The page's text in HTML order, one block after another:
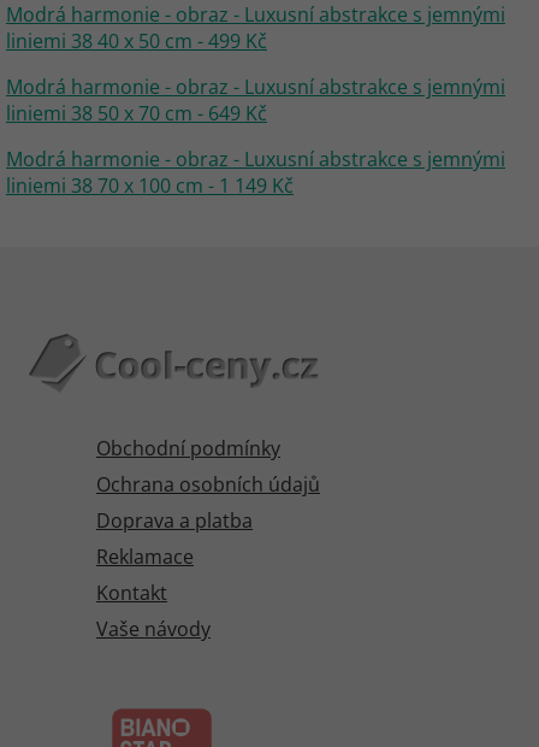
Modrá harmonie - obraz - Luxusní abstrakce s jemnými
liniemi 38 40 x 50 cm - 499 Kč
Modrá harmonie - obraz - Luxusní abstrakce s jemnými
liniemi 38 50 x 70 cm - 649 Kč
Modrá harmonie - obraz - Luxusní abstrakce s jemnými
liniemi 38 70 x 100 cm - 1 149 Kč
Obchodní podmínky
Ochrana osobních údajů
Doprava a platba
Reklamace
Kontakt
Vaše návody